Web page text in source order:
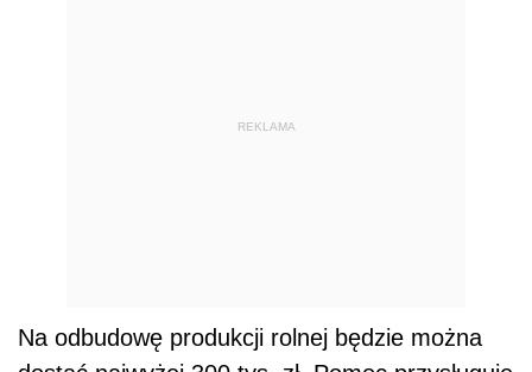
REKLAMA
Na odbudowę produkcji rolnej będzie można